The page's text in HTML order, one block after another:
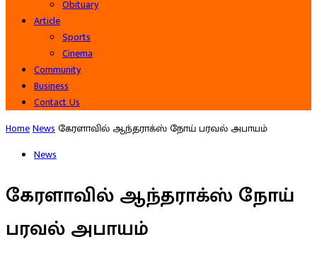
Obituary
Article
Sports
Cinema
Community
Business
Contact Us
HomeNews கேரளாவில் ஆந்தராக்ஸ் நோய் பரவல் அபாயம்
News
கேரளாவில் ஆந்தராக்ஸ் நோய்
பரவல் அபாயம்